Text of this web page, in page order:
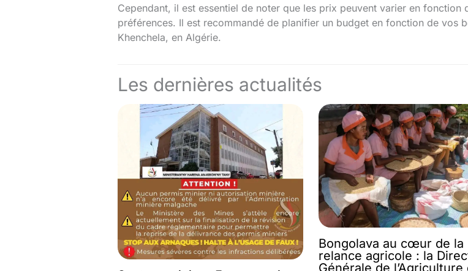
Cependant, il est essentiel de noter que les prix peuvent varier en
préférences. Il est recommandé de planifier un budget en fonction de vos
Khenchela, en Algérie.
Les dernières actualités
Bongolava au cœur de la
relance agricole : la
Générale de l’Agriculture